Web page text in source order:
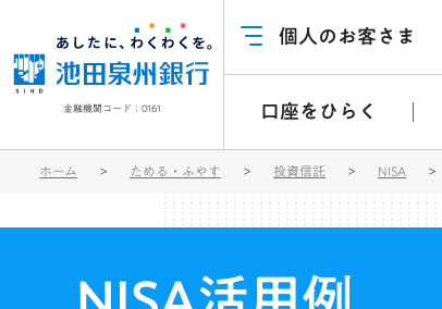
金融機関コード：0161
個人のお客さま
口座をひらく
ホーム ためる・ふやす 投資信託 NISA